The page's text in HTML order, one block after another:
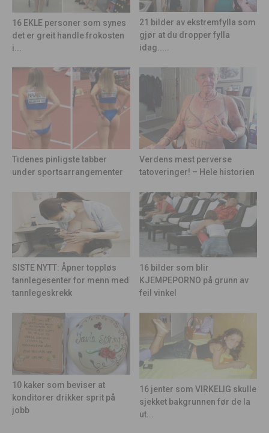
16 EKLE personer som synes
det er greit handle frokosten
i...
21 bilder av ekstremfylla som
gjør at du dropper fylla
idag.....
Tidenes pinligste tabber
under sportsarrangementer
Verdens mest perverse
tatoveringer! – Hele historien
SISTE NYTT: Åpner toppløs
tannlegesenter for menn med
tannlegeskrekk
16 bilder som blir
KJEMPEPORNO på grunn av
feil vinkel
10 kaker som beviser at
konditorer drikker sprit på
jobb
16 jenter som VIRKELIG skulle
sjekket bakgrunnen før de la
ut...